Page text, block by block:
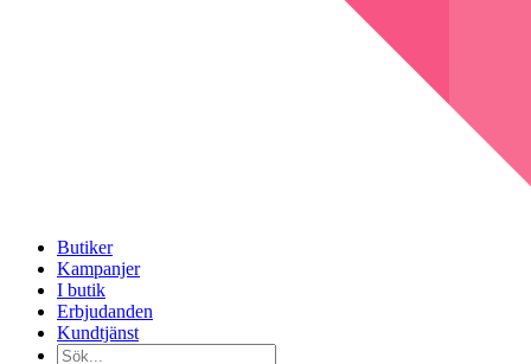
Butiker
Kampanjer
I butik
Erbjudanden
Kundtjänst
Sök...